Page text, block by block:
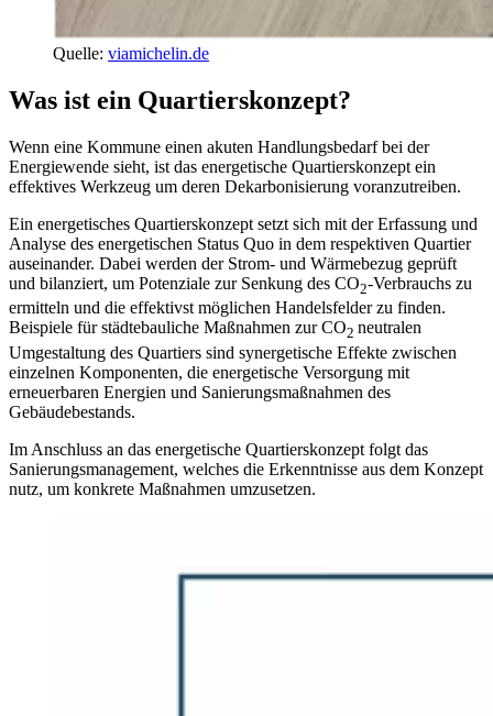
Quelle: viamichelin.de
Was ist ein Quartierskonzept?
Wenn eine Kommune einen akuten Handlungsbedarf bei der
Energiewende sieht, ist das energetische Quartierskonzept ein
effektives Werkzeug um deren Dekarbonisierung voranzutreiben.
Ein energetisches Quartierskonzept setzt sich mit der Erfassung und
Analyse des energetischen Status Quo in dem respektiven Quartier
auseinander. Dabei werden der Strom- und Wärmebezug geprüft
und bilanziert, um Potenziale zur Senkung des CO2-Verbrauchs zu
ermitteln und die effektivst möglichen Handelsfelder zu finden.
Beispiele für städtebauliche Maßnahmen zur CO2 neutralen
Umgestaltung des Quartiers sind synergetische Effekte zwischen
einzelnen Komponenten, die energetische Versorgung mit
erneuerbaren Energien und Sanierungsmaßnahmen des
Gebäudebestands.
Im Anschluss an das energetische Quartierskonzept folgt das
Sanierungsmanagement, welches die Erkenntnisse aus dem Konzept
nutz, um konkrete Maßnahmen umzusetzen.